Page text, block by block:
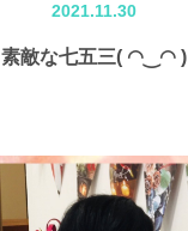
2021.11.30
素敵な七五三( ◠‿◠ )